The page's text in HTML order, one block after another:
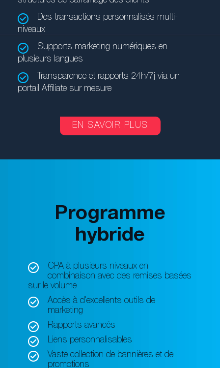
Des transactions personnalisés multi-
niveaux
Supports marketing numériques en
plusieurs langues
Transparence et rapports 24h/7j via un
portail Affiliate sur mesure
EN SAVOIR PLUS
Programme
hybride
CPA à plusieurs niveaux en
combinaison avec des remises basées
sur le volume
Accès à d'excellents outils de
marketing
Rapports avancés
Liens personnalisables
Vaste collection de bannières et de
promotions